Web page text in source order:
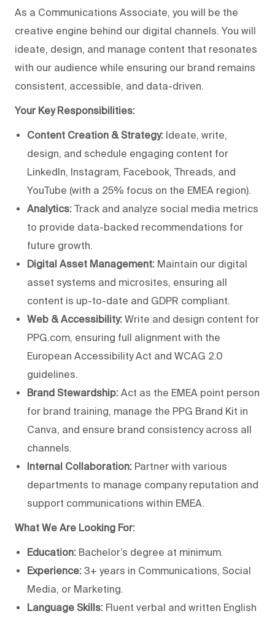
As a Communications Associate, you will be the
creative engine behind our digital channels. You will
ideate, design, and manage content that resonates
with our audience while ensuring our brand remains
consistent, accessible, and data-driven.
Your Key Responsibilities:
Content Creation & Strategy: Ideate, write,
design, and schedule engaging content for
LinkedIn, Instagram, Facebook, Threads, and
YouTube (with a 25% focus on the EMEA region).
Analytics: Track and analyze social media metrics
to provide data-backed recommendations for
future growth.
Digital Asset Management: Maintain our digital
asset systems and microsites, ensuring all
content is up-to-date and GDPR compliant.
Web & Accessibility: Write and design content for
PPG.com, ensuring full alignment with the
European Accessibility Act and WCAG 2.0
guidelines.
Brand Stewardship: Act as the EMEA point person
for brand training, manage the PPG Brand Kit in
Canva, and ensure brand consistency across all
channels.
Internal Collaboration: Partner with various
departments to manage company reputation and
support communications within EMEA.
What We Are Looking For:
Education: Bachelor’s degree at minimum.
Experience: 3+ years in Communications, Social
Media, or Marketing.
Language Skills: Fluent verbal and written English